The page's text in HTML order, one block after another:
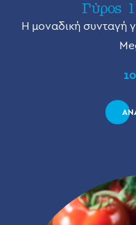
Γύρος
Η μοναδική συνταγή